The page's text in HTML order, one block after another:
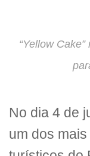
“Yellow
No dia 4 de
um dos